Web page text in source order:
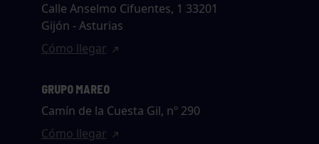
Calle Anselmo Cifuentes, 1 33201
Gijón - Asturias
Cómo llegar
GRUPO MAREO
Camín de la Cuesta Gil, nº 290
Cómo llegar